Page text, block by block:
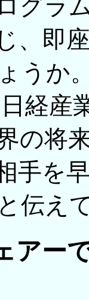
グラ
、即
うか
経産
の将
手を
伝え
アー